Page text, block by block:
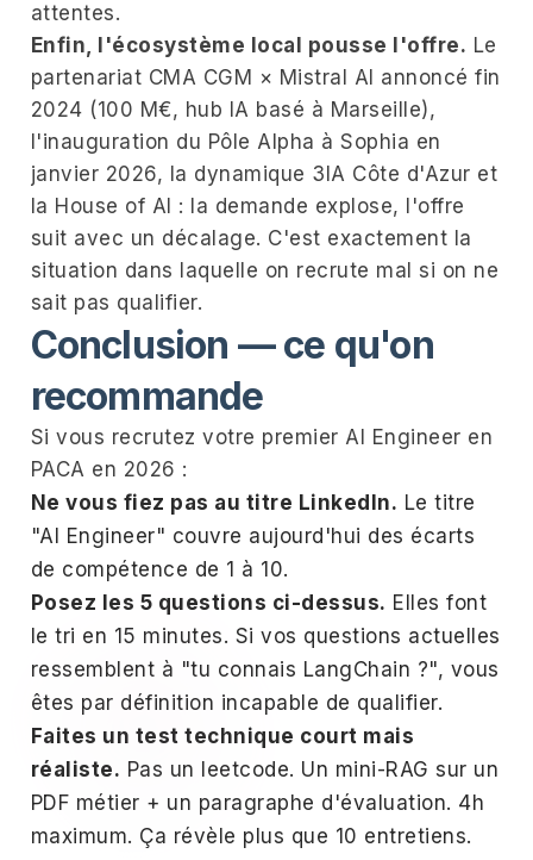
attentes.
Enfin, l'écosystème local pousse l'offre. Le
partenariat CMA CGM × Mistral AI annoncé fin
2024 (100 M€, hub IA basé à Marseille),
l'inauguration du Pôle Alpha à Sophia en
janvier 2026, la dynamique 3IA Côte d'Azur et
la House of AI : la demande explose, l'offre
suit avec un décalage. C'est exactement la
situation dans laquelle on recrute mal si on ne
sait pas qualifier.
Conclusion — ce qu'on
recommande
Si vous recrutez votre premier AI Engineer en
PACA en 2026 :
Ne vous fiez pas au titre LinkedIn. Le titre
"AI Engineer" couvre aujourd'hui des écarts
de compétence de 1 à 10.
Posez les 5 questions ci-dessus. Elles font
le tri en 15 minutes. Si vos questions actuelles
ressemblent à "tu connais LangChain ?", vous
êtes par définition incapable de qualifier.
Faites un test technique court mais
réaliste. Pas un leetcode. Un mini-RAG sur un
PDF métier + un paragraphe d'évaluation. 4h
maximum. Ça révèle plus que 10 entretiens.